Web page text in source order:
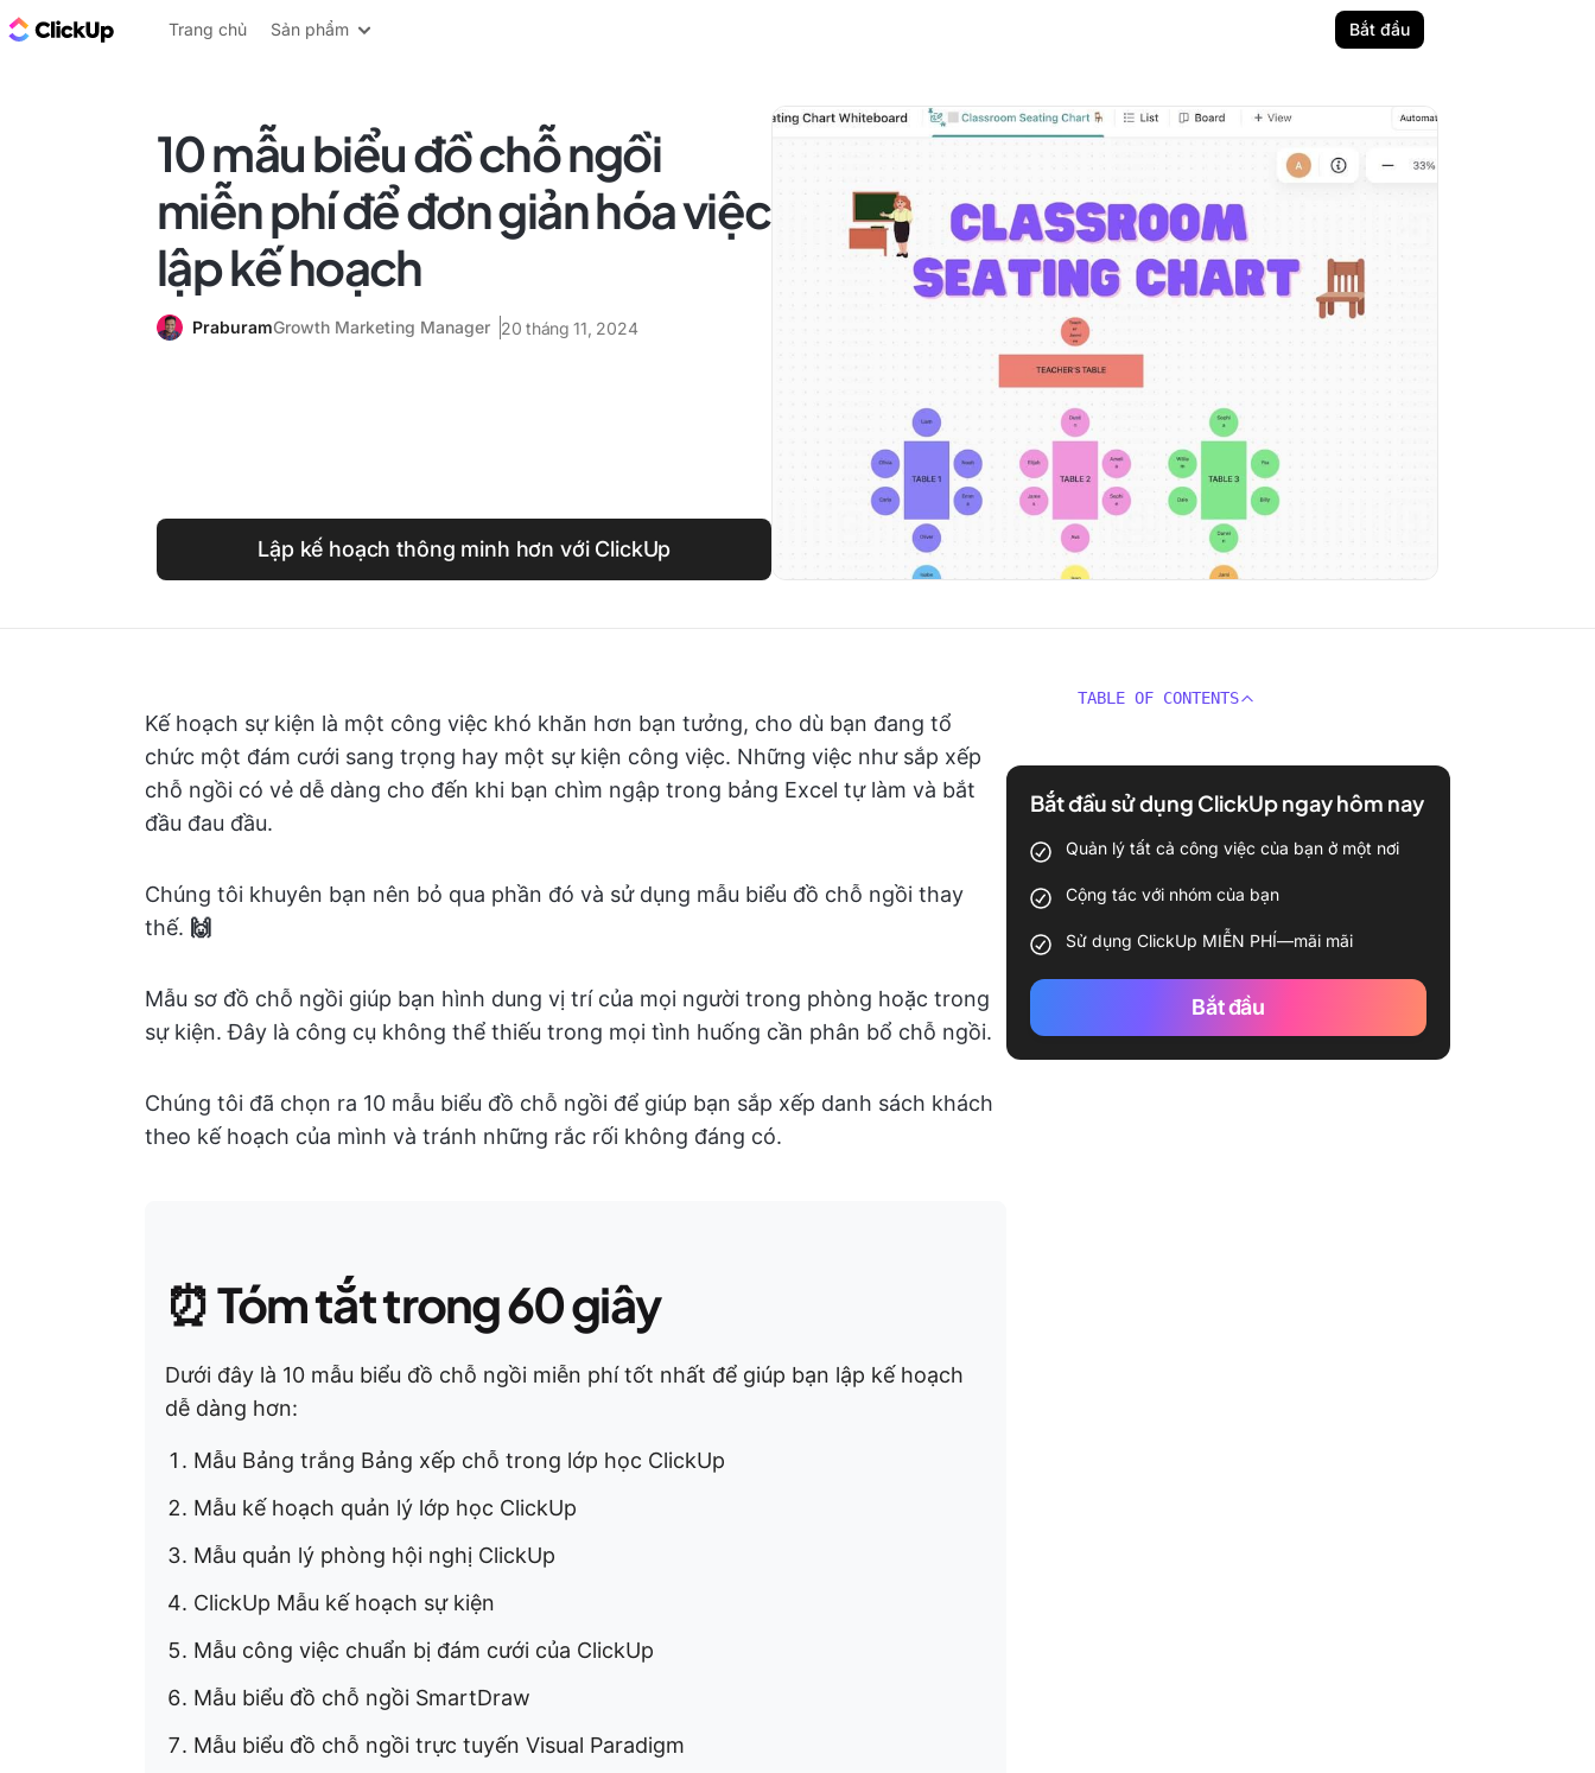
ClickUp Blog
Trang chủ Sản phẩm Bắt đầu
10 mẫu biểu đồ chỗ ngồi
miễn phí để đơn giản hóa việc
lập kế hoạch
PraburamGrowth Marketing Manager 20 tháng 11, 2024
Lập kế hoạch thông minh hơn với ClickUp
Kế hoạch sự kiện là một công việc khó khăn hơn bạn tưởng, cho dù bạn đang tổ
chức một đám cưới sang trọng hay một sự kiện công việc. Những việc như sắp xếp
chỗ ngồi có vẻ dễ dàng cho đến khi bạn chìm ngập trong bảng Excel tự làm và bắt
đầu đau đầu.
Chúng tôi khuyên bạn nên bỏ qua phần đó và sử dụng mẫu biểu đồ chỗ ngồi thay
thế. 🙌
Mẫu sơ đồ chỗ ngồi giúp bạn hình dung vị trí của mọi người trong phòng hoặc trong
sự kiện. Đây là công cụ không thể thiếu trong mọi tình huống cần phân bổ chỗ ngồi.
Chúng tôi đã chọn ra 10 mẫu biểu đồ chỗ ngồi để giúp bạn sắp xếp danh sách khách
theo kế hoạch của mình và tránh những rắc rối không đáng có.
⏰Tóm tắt trong 60 giây
Dưới đây là 10 mẫu biểu đồ chỗ ngồi miễn phí tốt nhất để giúp bạn lập kế hoạch
dễ dàng hơn:
Mẫu Bảng trắng Bảng xếp chỗ trong lớp học ClickUp
Mẫu kế hoạch quản lý lớp học ClickUp
Mẫu quản lý phòng hội nghị ClickUp
ClickUp Mẫu kế hoạch sự kiện
Mẫu công việc chuẩn bị đám cưới của ClickUp
Mẫu biểu đồ chỗ ngồi SmartDraw
Mẫu biểu đồ chỗ ngồi trực tuyến Visual Paradigm
TABLE OF CONTENTS
Bắt đầu sử dụng ClickUp ngay hôm nay
Quản lý tất cả công việc của bạn ở một nơi
Cộng tác với nhóm của bạn
Sử dụng ClickUp MIỄN PHÍ—mãi mãi
Bắt đầu